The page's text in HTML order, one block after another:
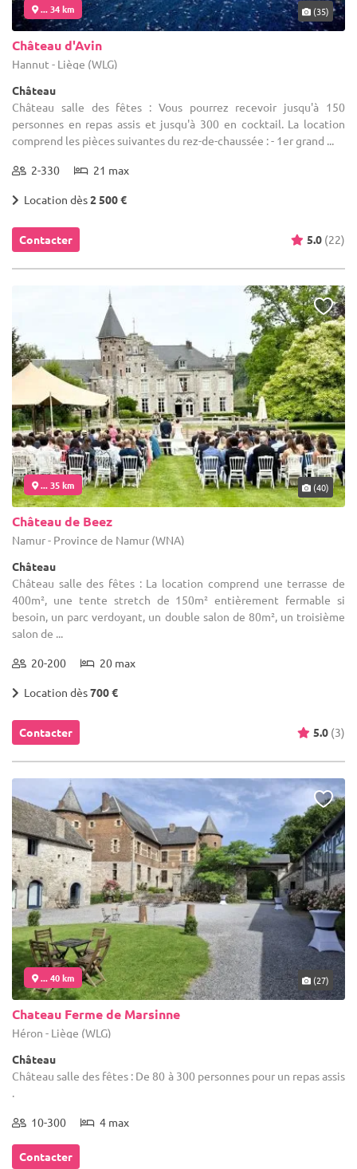
... 34 km (35)
Château d'Avin
Hannut - Liège (WLG)
Château
Château salle des fêtes : Vous pourrez recevoir jusqu'à 150
personnes en repas assis et jusqu'à 300 en cocktail. La location
comprend les pièces suivantes du rez-de-chaussée : - 1er grand ...
2-330 21 max
Location dès2 500 €
Contacter 5.0 (22)
... 35 km (40)
Château de Beez
Namur - Province de Namur (WNA)
Château
Château salle des fêtes : La location comprend une terrasse de
400m², une tente stretch de 150m² entièrement fermable si
besoin, un parc verdoyant, un double salon de 80m², un troisième
salon de ...
20-200 20 max
Location dès700 €
Contacter 5.0 (3)
... 40 km (27)
Chateau Ferme de Marsinne
Héron - Liège (WLG)
Château
Château salle des fêtes : De 80 à 300 personnes pour un repas assis
.
10-300 4 max
Contacter